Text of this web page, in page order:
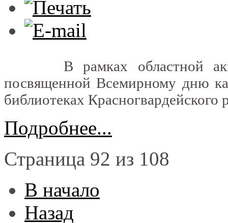
В рамках областной
посвященной Всемирному дню
библиотеках
Подробнее...
Страница 92 из 108
В начало
Назад